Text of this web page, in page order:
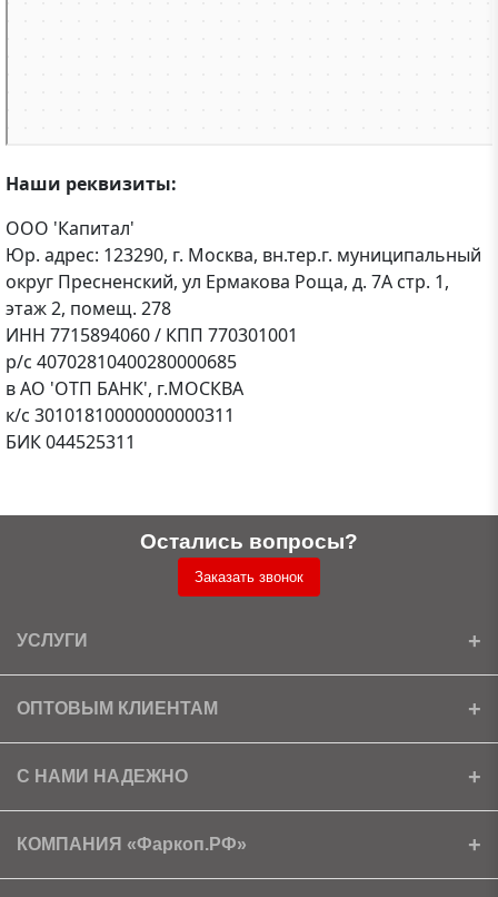
Наши реквизиты:
ООО 'Капитал'
Юр. адрес: 123290, г. Москва, вн.тер.г. муниципальный
округ Пресненский, ул Ермакова Роща, д. 7А стр. 1,
этаж 2, помещ. 278
ИНН 7715894060/ КПП 770301001
р/с 40702810400280000685
в АО 'ОТП БАНК', г.МОСКВА
к/с 30101810000000000311
БИК044525311
Остались вопросы?
Заказать звонок
УСЛУГИ
Установка
Доставка
ОПТОВЫМ КЛИЕНТАМ
Ищем партнеров
Скачать прайс
С НАМИ НАДЕЖНО
Сертификаты
Условия возврата
КОМПАНИЯ «Фаркоп.РФ»